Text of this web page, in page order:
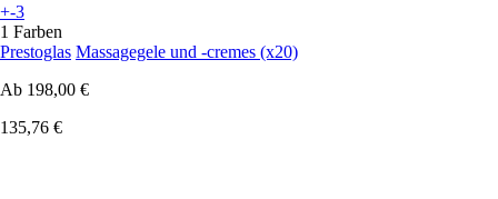
+-3
1 Farben
Prestoglas Massagegele und -cremes (x20)
Ab 198,00 €
135,76 €